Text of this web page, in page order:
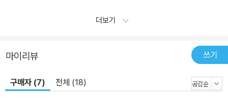
더보기
마이리뷰 쓰기
구매자 (7) 전체 (18)